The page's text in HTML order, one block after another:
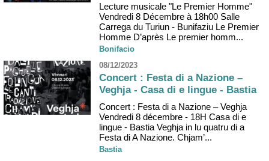
Lecture musicale "Le Premier Homme"
Vendredi 8 Décembre à 18h00 Salle
Carrega du Turiun - Bunifaziu Le Premier
Homme D’après Le premier homm...
Bonifacio
08/12/2023
Concert : Festa di a Nazione –
Veghja - Casa di e lingue - Bastia
Concert : Festa di a Nazione – Veghja
Vendredi 8 décembre - 18H Casa di e
lingue - Bastia Veghja in lu quatru di a
Festa di A Nazione. Chjam’...
Bastia